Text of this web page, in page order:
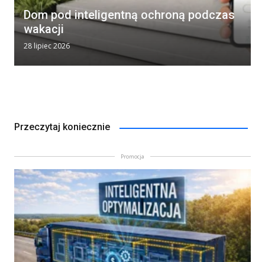
Dom pod inteligentną ochroną podczas
wakacji
28 lipiec 2026
Przeczytaj koniecznie
Promocja